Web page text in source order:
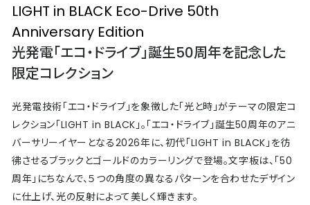
LIGHT in BLACK Eco-Drive 50th
Anniversary Edition
光発電「エコ・ドライブ」誕生50周年を記念した
限定コレクション
光発電技術「エコ・ドライブ」を象徴した「光と時」がテーマの限定コ
レクション「LIGHT in BLACK」。「エコ・ドライブ」誕生50周年のアニ
バーサリーイヤーとなる2026年に、初代「LIGHT in BLACK」を彷
彿させるブラックとゴールドのカラーリングで登場。文字板は、「50
周年」にちなんで、５つの角度の異なるパターンを合わせたデザイン
に仕上げ、光の反射によって美しく輝きます。